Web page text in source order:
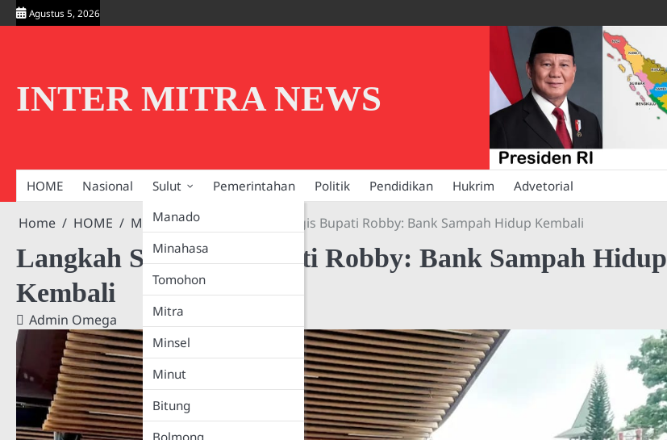
Skip
to
Agustus 5, 2026
INTER MITRA NEWS
HOME Nasional
Sulut
Manado
Minahasa
Tomohon
Mitra
Minsel
Minut
Bitung
Pemerintahan Politik Pendidikan Hukrim Advetorial
Home HOME Minahasa Langkah Strategis Bupati Robby: Bank Sampah Hidup Kembali
Langkah Strategis Bupati Robby: Bank Sampah Hidup
Kembali
Admin Omega